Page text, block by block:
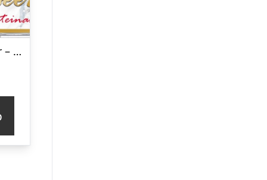
Hansi Hinterseer – Weihnachten Miteinander – CD